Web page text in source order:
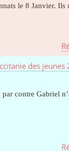
le 8 Janvier. Ils
des
contre Gabriel